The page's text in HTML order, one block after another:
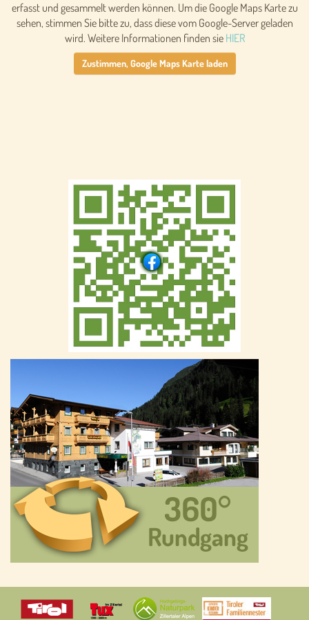
erfasst und gesammelt werden können. Um die Google Maps Karte zu
sehen, stimmen Sie bitte zu, dass diese vom Google-Server geladen
wird. Weitere Informationen finden sie HIER